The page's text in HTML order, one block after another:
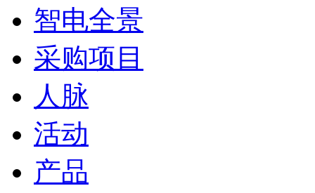
智电全景
采购项目
人脉
活动
产品